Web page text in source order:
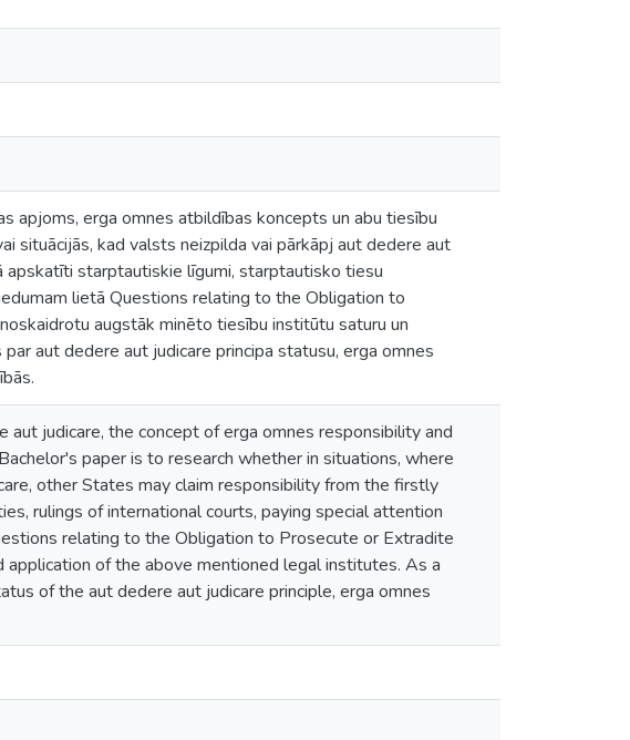
apjoms, erga omnes atbildības koncepts un abu tiesību
situācijās, kad valsts neizpilda vai pārkāpj aut dedere aut
apskatīti starptautiskie līgumi, starptautisko tiesu
lietā Questions relating to the Obligation to
augstāk minēto tiesību institūtu saturu un
aut dedere aut judicare principa statusu, erga omnes
judicare, the concept of erga omnes responsibility and
paper is to research whether in situations, where
other States may claim responsibility from the firstly
rulings of international courts, paying special attention
relating to the Obligation to Prosecute or Extradite
application of the above mentioned legal institutes. As a
of the aut dedere aut judicare principle, erga omnes